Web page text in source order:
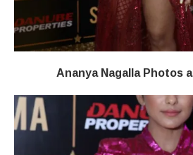
Ananya Nagalla Photos